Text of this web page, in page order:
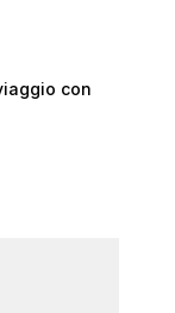
con